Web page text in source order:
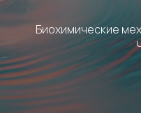
Биохимические